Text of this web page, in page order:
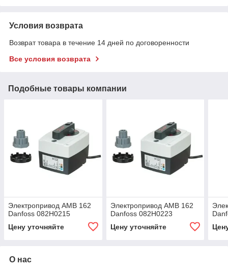
Условия возврата
Возврат товара в течение 14 дней по договоренности
Все условия возврата
Подобные товары компании
Электропривод AMB 162
Danfoss 082H0215
Цену уточняйте
Электропривод AMB 162
Danfoss 082H0223
Цену уточняйте
О нас